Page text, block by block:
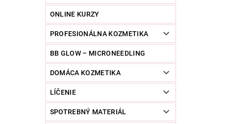
ONLINE KURZY
PROFESIONÁLNA KOZMETIKA
BB GLOW – MICRONEEDLING
DOMÁCA KOZMETIKA
LÍČENIE
SPOTREBNÝ MATERIÁL